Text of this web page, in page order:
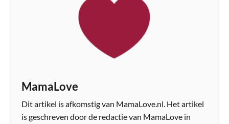
MamaLove
Dit artikel is afkomstig van MamaLove.nl. Het artikel
is geschreven door de redactie van MamaLove in